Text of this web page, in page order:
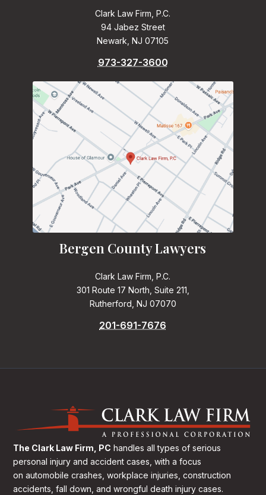
Clark Law Firm, P.C.
94 Jabez Street
Newark, NJ 07105
973-327-3600
Bergen County Lawyers
Clark Law Firm, P.C.
301 Route 17 North, Suite 211,
Rutherford, NJ 07070
201-691-7676
The Clark Law Firm, PC handles all types of serious
personal injury and accident cases, with a focus
on automobile crashes, workplace injuries, construction
accidents, fall down, and wrongful death injury cases.